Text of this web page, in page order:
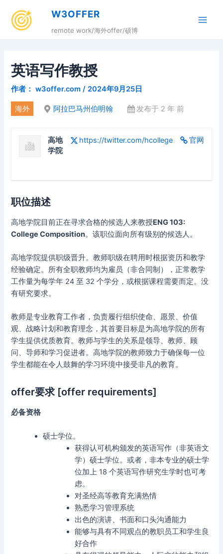
W3OFFER
remote work/海外offer/硕博
英语写作教授
作者： w3offer.com/ 2024年9月25日
海外 阿拉巴马州伯明翰 发布于 2 年 前
官网
https://twitter.com/hcollege
高地
学院
职位描述
高地学院目前正在寻求合格的候选人来教授ENG 103:
College Composition。该职位面向所有级别的候选人。
高地学院提供职级晋升。教师职级在聘用时根据资历和教学
经验确定。所有全职教师均为雇员（非合同制），正常教学
工作量为每学年 24 至 32 个学分，或根据课程需要而定。没
有研究要求。
教师是专业教育工作者，负责履行组织使命、愿景、价值
观、战略计划和教育理念，其首要目标是为高地学院的所有
学生提供优质教育。教师与学生的关系是领导、教师、顾
问、导师和学习促进者。高地学院的教师致力于确保每一位
学生都能在令人鼓舞的学习环境中接受非凡的教育。
offer要求 [offer requirements]
必备资格
硕士学位。
获得认可机构颁发的英语写作（非英语文
学）硕士学位。或者，非本专业的硕士学
位加上 18 个英语写作研究生学时也可考
虑。
对圣经高等教育充满热情
熟悉学习管理系统
出色的演讲、书面和口头沟通能力
能够与具有不同观点的教职员工和学生良
好合作